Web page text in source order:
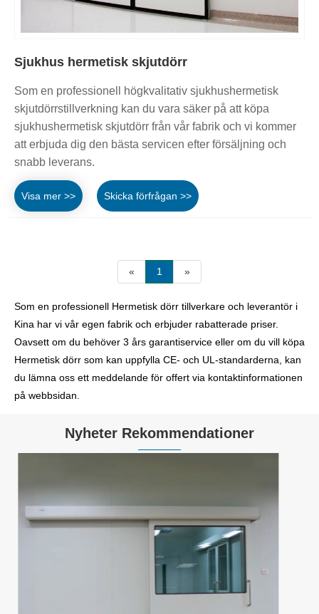
Sjukhus hermetisk skjutdörr
Som en professionell högkvalitativ sjukhushermetisk
skjutdörrstillverkning kan du vara säker på att köpa
sjukhushermetisk skjutdörr från vår fabrik och vi kommer
att erbjuda dig den bästa servicen efter försäljning och
snabb leverans.
Visa mer >> Skicka förfrågan >>
« 1 »
Som en professionell Hermetisk dörr tillverkare och leverantör i
Kina har vi vår egen fabrik och erbjuder rabatterade priser.
Oavsett om du behöver 3 års garantiservice eller om du vill köpa
Hermetisk dörr som kan uppfylla CE- och UL-standarderna, kan
du lämna oss ett meddelande för offert via kontaktinformationen
på webbsidan.
Nyheter Rekommendationer
Känner du till de specifika funktionerna för
den automatiska skjutdörren på 250 kg?